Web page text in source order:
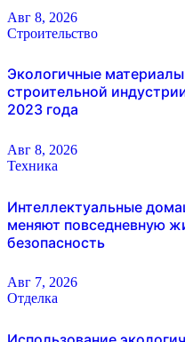
Авг 8, 2026
Строительство
Экологичные
строительной
2023 года
Авг 8, 2026
Техника
Интеллектуальные
меняют повседневную
безопасность
Авг 7, 2026
Отделка